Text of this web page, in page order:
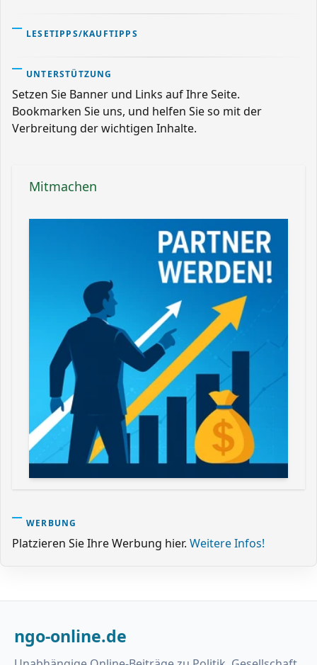
LESETIPPS/KAUFTIPPS
UNTERSTÜTZUNG
Setzen Sie Banner und Links auf Ihre Seite.
Bookmarken Sie uns, und helfen Sie so mit der
Verbreitung der wichtigen Inhalte.
Mitmachen
WERBUNG
Platzieren Sie Ihre Werbung hier. Weitere Infos!
ngo-online.de